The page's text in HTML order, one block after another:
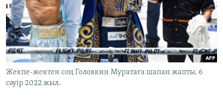
Жекпе-жектен соң Головкин Муратаға шапан жапты. 6
сәуір 2022 жыл.